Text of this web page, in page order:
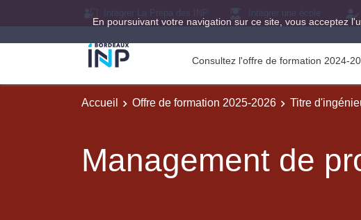
En poursuivant votre navigation sur ce site, vous acceptez
Consultez l'offre de formation 2024-
Accueil Offre de formation 2025-2026 Titre
Management de